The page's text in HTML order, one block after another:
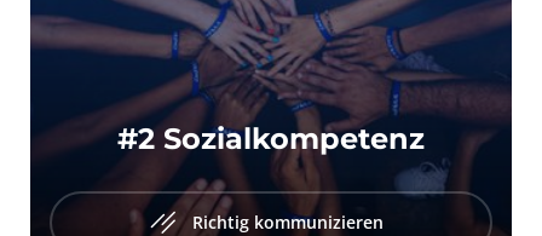
#2 Sozialkompetenz
Richtig kommunizieren